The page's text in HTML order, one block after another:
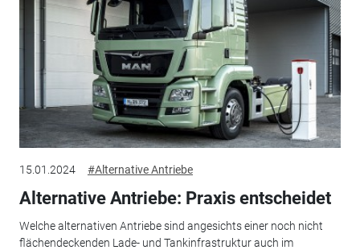
15.01.2024 #Alternative Antriebe
Alternative Antriebe: Praxis entscheidet
Welche alternativen Antriebe sind angesichts einer noch nicht
flächendeckenden Lade- und Tankinfrastruktur auch im